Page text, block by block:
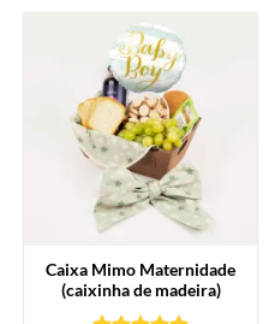
Caixa Mimo Maternidade
(caixinha de madeira)